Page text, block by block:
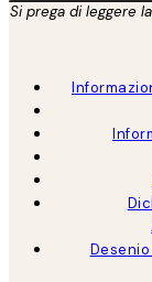
Si prega di leggere